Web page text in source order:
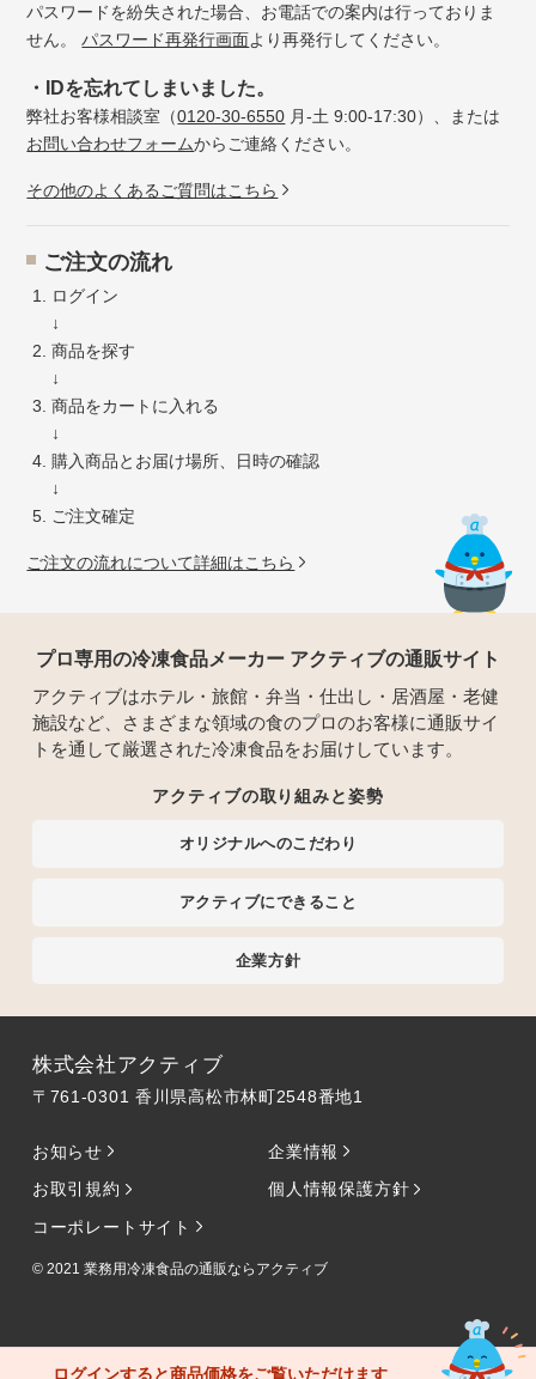
ログインすると商品価格をご覧いただけます
パスワードを紛失された場合、お電話での案内は行っておりま
せん。パスワード再発行画面より再発行してください。
・IDを忘れてしまいました。
弊社お客様相談室（0120-30-6550 月-土 9:00-17:30）、または
お問い合わせフォームからご連絡ください。
その他のよくあるご質問はこちら
ご注文の流れ
ログイン
↓
商品を探す
↓
商品をカートに入れる
↓
購入商品とお届け場所、日時の確認
↓
ご注文確定
ご注文の流れについて詳細はこちら
プロ専用の冷凍食品メーカー アクティブの通販サイト
アクティブはホテル・旅館・弁当・仕出し・居酒屋・老健
施設など、さまざまな領域の食のプロのお客様に通販サイ
トを通して厳選された冷凍食品をお届けしています。
アクティブの取り組みと姿勢
オリジナルへのこだわり
アクティブにできること
企業方針
株式会社アクティブ
〒761-0301 香川県高松市林町2548番地1
お知らせ
企業情報
お取引規約
個人情報保護方針
コーポレートサイト
© 2021 業務用冷凍食品の通販ならアクティブ